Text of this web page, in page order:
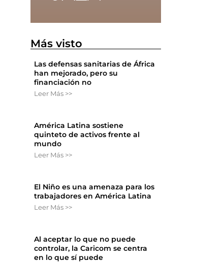
Más visto
Las defensas sanitarias de África
han mejorado, pero su
financiación no
Leer Más >>
América Latina sostiene
quinteto de activos frente al
mundo
Leer Más >>
El Niño es una amenaza para los
trabajadores en América Latina
Leer Más >>
Al aceptar lo que no puede
controlar, la Caricom se centra
en lo que sí puede